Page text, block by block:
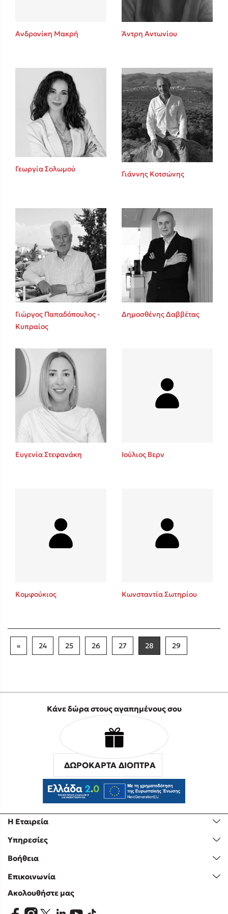
Ανδρονίκη Μακρή Άντρη Αντωνίου
Γεωργία Σολωμού
Γιάννης Κοτσώνης
Γιώργος Παπαδόπουλος -
Κυπραίος
Δημοσθένης Δαββέτας
Ευγενία Στεφανάκη Ιούλιος Βερν
Κομφούκιος Κωνσταντία Σωτηρίου
« 24 25 26 27 28 29
Η Εταιρεία
Υπηρεσίες
Βοήθεια
Επικοινωνία
Κάνε δώρα στους αγαπημένους σου
ΔΩΡΟΚΑΡΤΑ ΔΙΟΠΤΡΑ
Ακολουθήστε μας